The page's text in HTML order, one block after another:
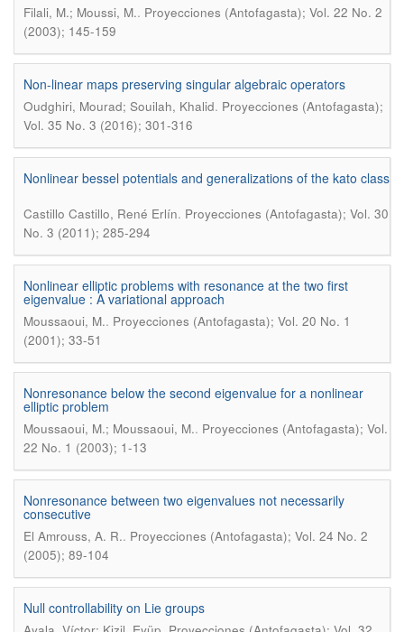
Filali, M.; Moussi, M.. Proyecciones (Antofagasta); Vol. 22 No. 2
(2003); 145-159
Non-linear maps preserving singular algebraic operators
Oudghiri, Mourad; Souilah, Khalid. Proyecciones (Antofagasta);
Vol. 35 No. 3 (2016); 301-316
Nonlinear bessel potentials and generalizations of the kato class
Castillo Castillo, René Erlín. Proyecciones (Antofagasta); Vol. 30
No. 3 (2011); 285-294
Nonlinear elliptic problems with resonance at the two first
eigenvalue : A variational approach
Moussaoui, M.. Proyecciones (Antofagasta); Vol. 20 No. 1
(2001); 33-51
Nonresonance below the second eigenvalue for a nonlinear
elliptic problem
Moussaoui, M.; Moussaoui, M.. Proyecciones (Antofagasta); Vol.
22 No. 1 (2003); 1-13
Nonresonance between two eigenvalues not necessarily
consecutive
El Amrouss, A. R.. Proyecciones (Antofagasta); Vol. 24 No. 2
(2005); 89-104
Null controllability on Lie groups